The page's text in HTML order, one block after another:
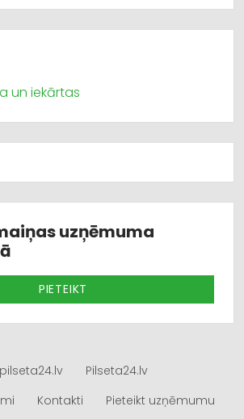
un iekārtas
uzņēmuma
PIETEIKT
Pilseta24.lv
Kontakti Pieteikt uzņēmumu